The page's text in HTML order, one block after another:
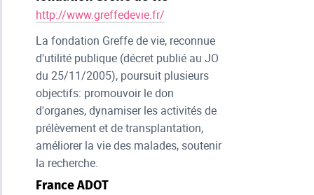
http://www.greffedevie.fr/
La fondation Greffe de vie, reconnue
d'utilité publique (décret publié au JO
du 25/11/2005), poursuit plusieurs
objectifs: promouvoir le don
d'organes, dynamiser les activités de
prélèvement et de transplantation,
améliorer la vie des malades, soutenir
la recherche.
France ADOT